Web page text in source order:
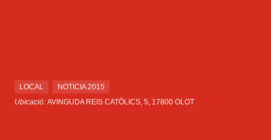
LOCAL
NOTICIA 2015
Ubicació: AVINGUDA REIS CATÒLICS, 5, 17800 OLOT